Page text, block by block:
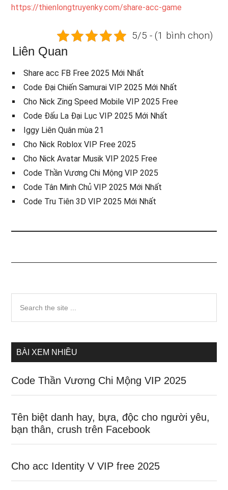
https://thienlongtruyenky.com/share-acc-game
5/5 - (1 bình chọn)
Liên Quan
Share acc FB Free 2025 Mới Nhất
Code Đại Chiến Samurai VIP 2025 Mới Nhất
Cho Nick Zing Speed Mobile VIP 2025 Free
Code Đấu La Đại Lục VIP 2025 Mới Nhất
Iggy Liên Quân mùa 21
Cho Nick Roblox VIP Free 2025
Cho Nick Avatar Musik VIP 2025 Free
Code Thần Vương Chi Mộng VIP 2025
Code Tân Minh Chủ VIP 2025 Mới Nhất
Code Tru Tiên 3D VIP 2025 Mới Nhất
Sidebar
chính
the
BÀI XEM NHIỀU
Code Thần Vương Chi Mộng VIP 2025
Tên biệt danh hay, bựa, độc cho người yêu,
bạn thân, crush trên Facebook
Cho acc Identity V VIP free 2025